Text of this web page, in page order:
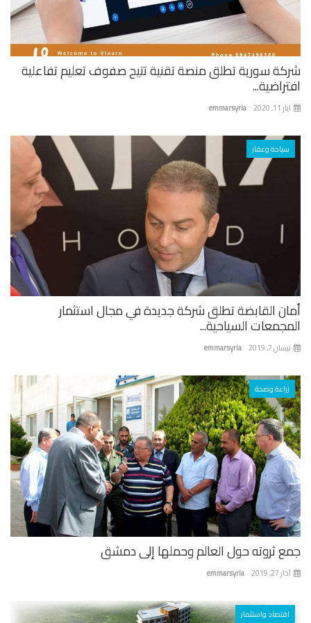
سورية تطلق منصة تقنية تتيح صفوف تعليم تفاعلية
emmarsyria
سياحة وعقار
القابضة تطلق شركة جديدة في مجال استثمار
السياحية...
emmarsyria 7, 2019
زراعة وصحة
ثروته حول العالم وحملها إلى دمشق
emmarsyria 27, 2019
اقتصاد واستثمار